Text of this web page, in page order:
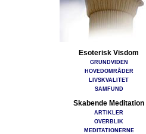
Esoterisk Visdom
GRUNDVIDEN
HOVEDOMRÅDER
LIVSKVALITET
SAMFUND
Skabende Meditation
ARTIKLER
OVERBLIK
MEDITATIONERNE